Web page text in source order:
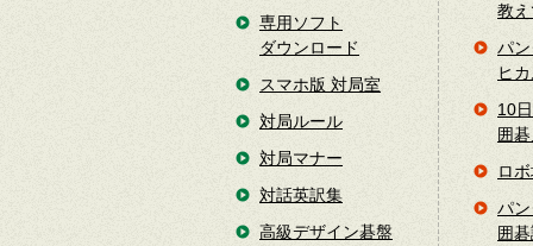
専用ソフト
ダウンロード
スマホ版 対局室
対局ルール
対局マナー
対話英訳集
高級デザイン碁盤
教
パ
ヒ
10
囲
ロ
パ
囲